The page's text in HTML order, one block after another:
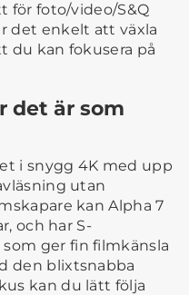
för foto/video/S&Q
det enkelt att växla
du kan fokusera på
det är som
i snygg 4K med upp
utan
kan Alpha 7
och har S-
som ger fin filmkänsla
den blixtsnabba
kan du lätt följa